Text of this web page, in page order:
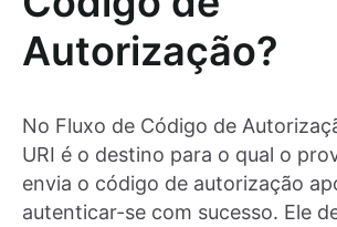
Autorização?
No Fluxo de Código de
URI é o destino para o qual o
envia o código de autorização
autenticar-se com sucesso. Ele